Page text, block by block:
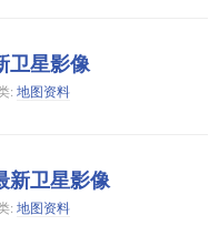
卫星影像
: 地图资料
新卫星影像
: 地图资料